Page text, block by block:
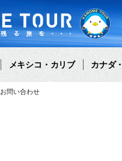
メキシコ・カリブ カナダ
お問い合わせ